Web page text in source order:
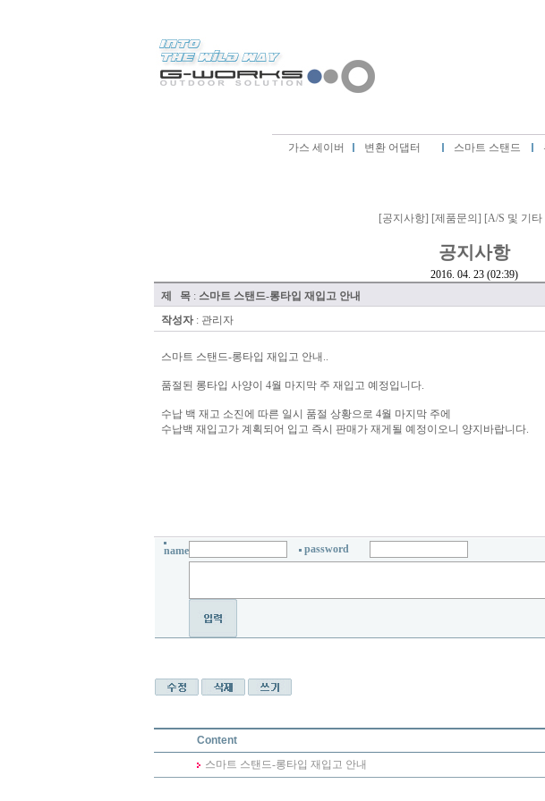
가스 세이버 변환 어댑터 스마트 스탠드
[공지사항] [제품문의] [A/S 및 기타
공지사항
2016. 04. 23 (02:39)
제 목 : 스마트 스탠드-롱타입 재입고 안내
작성자: 관리자
스마트 스탠드-롱타입 재입고 안내..
품절된 롱타입 사양이 4월 마지막 주 재입고 예정입니다.
수납 백 재고 소진에 따른 일시 품절 상황으로 4월 마지막 주에
수납백 재입고가 계획되어 입고 즉시 판매가 재게될 예정이오니 양지바랍니다.
name password
Content
스마트 스탠드-롱타입 재입고 안내